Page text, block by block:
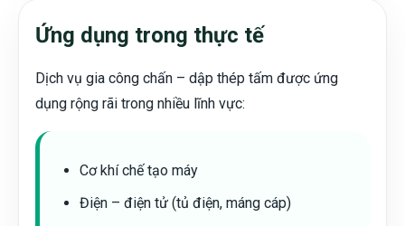
Ứng dụng trong thực tế
Dịch vụ gia công chấn – dập thép tấm được ứng
dụng rộng rãi trong nhiều lĩnh vực:
Cơ khí chế tạo máy
Điện – điện tử (tủ điện, máng cáp)